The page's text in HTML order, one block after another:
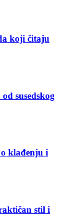
koji čitaju
susedskog
klađenju i
stil i